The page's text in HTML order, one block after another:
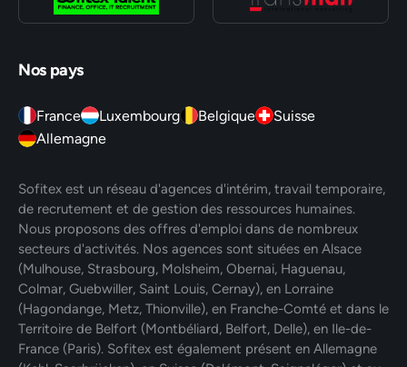
Nos pays
France Luxembourg Belgique
Suisse
Allemagne
Sofitex est un réseau d'agences d'intérim, travail temporaire,
de recrutement et de gestion des ressources humaines.
Nous proposons des offres d'emploi dans de nombreux
secteurs d'activités. Nos agences sont situées en Alsace
(Mulhouse, Strasbourg, Molsheim, Obernai, Haguenau,
Colmar, Guebwiller, Saint Louis, Cernay), en Lorraine
(Hagondange, Metz, Thionville), en Franche-Comté et dans le
Territoire de Belfort (Montbéliard, Belfort, Delle), en Ile-de-
France (Paris). Sofitex est également présent en Allemagne